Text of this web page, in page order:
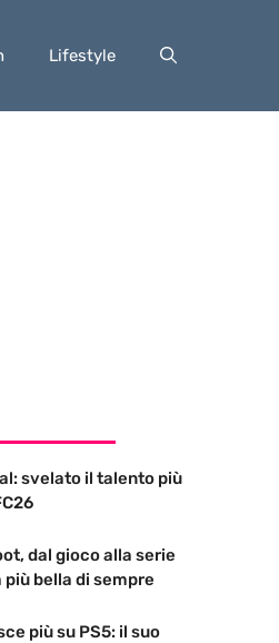
Lifestyle
svelato il talento più
dal gioco alla serie
bella di sempre
più su PS5: il suo